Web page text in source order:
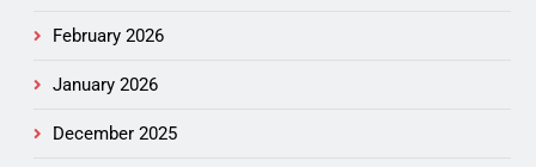
February 2026
January 2026
December 2025